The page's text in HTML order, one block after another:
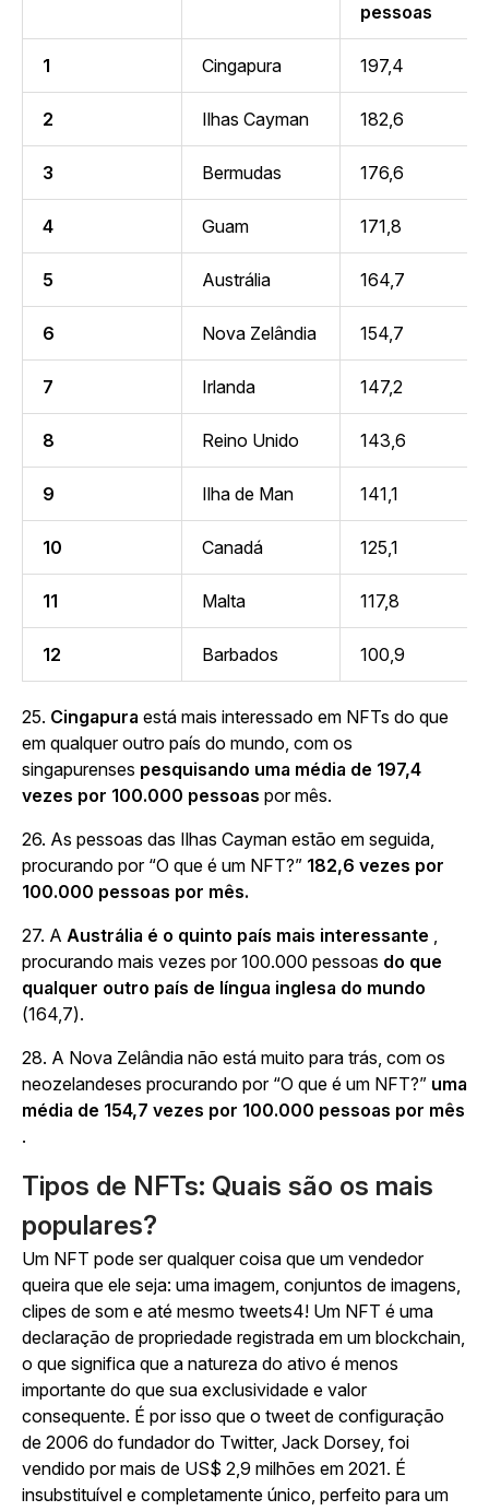
pessoas
1 Cingapura 197,4
2 Ilhas Cayman 182,6
3 Bermudas 176,6
4 Guam 171,8
5 Austrália 164,7
6 Nova Zelândia 154,7
7 Irlanda 147,2
8 Reino Unido 143,6
9 Ilha de Man 141,1
10 Canadá 125,1
11 Malta 117,8
12 Barbados 100,9
25. Cingapura está mais interessado em NFTs do que
em qualquer outro país do mundo, com os
singapurenses pesquisando uma média de 197,4
vezes por 100.000 pessoas por mês.
26. As pessoas das Ilhas Cayman estão em seguida,
procurando por “O que é um NFT?” 182,6 vezes por
100.000 pessoas por mês.
27. A Austrália é o quinto país mais interessante ,
procurando mais vezes por 100.000 pessoas do que
qualquer outro país de língua inglesa do mundo
(164,7).
28. A Nova Zelândia não está muito para trás, com os
neozelandeses procurando por “O que é um NFT?” uma
média de 154,7 vezes por 100.000 pessoas por mês
.
Tipos de NFTs: Quais são os mais
populares?
Um NFT pode ser qualquer coisa que um vendedor
queira que ele seja: uma imagem, conjuntos de imagens,
clipes de som e até mesmo tweets4! Um NFT é uma
declaração de propriedade registrada em um blockchain,
o que significa que a natureza do ativo é menos
importante do que sua exclusividade e valor
consequente. É por isso que o tweet de configuração
de 2006 do fundador do Twitter, Jack Dorsey, foi
vendido por mais de US$ 2,9 milhões em 2021. É
insubstituível e completamente único, perfeito para um